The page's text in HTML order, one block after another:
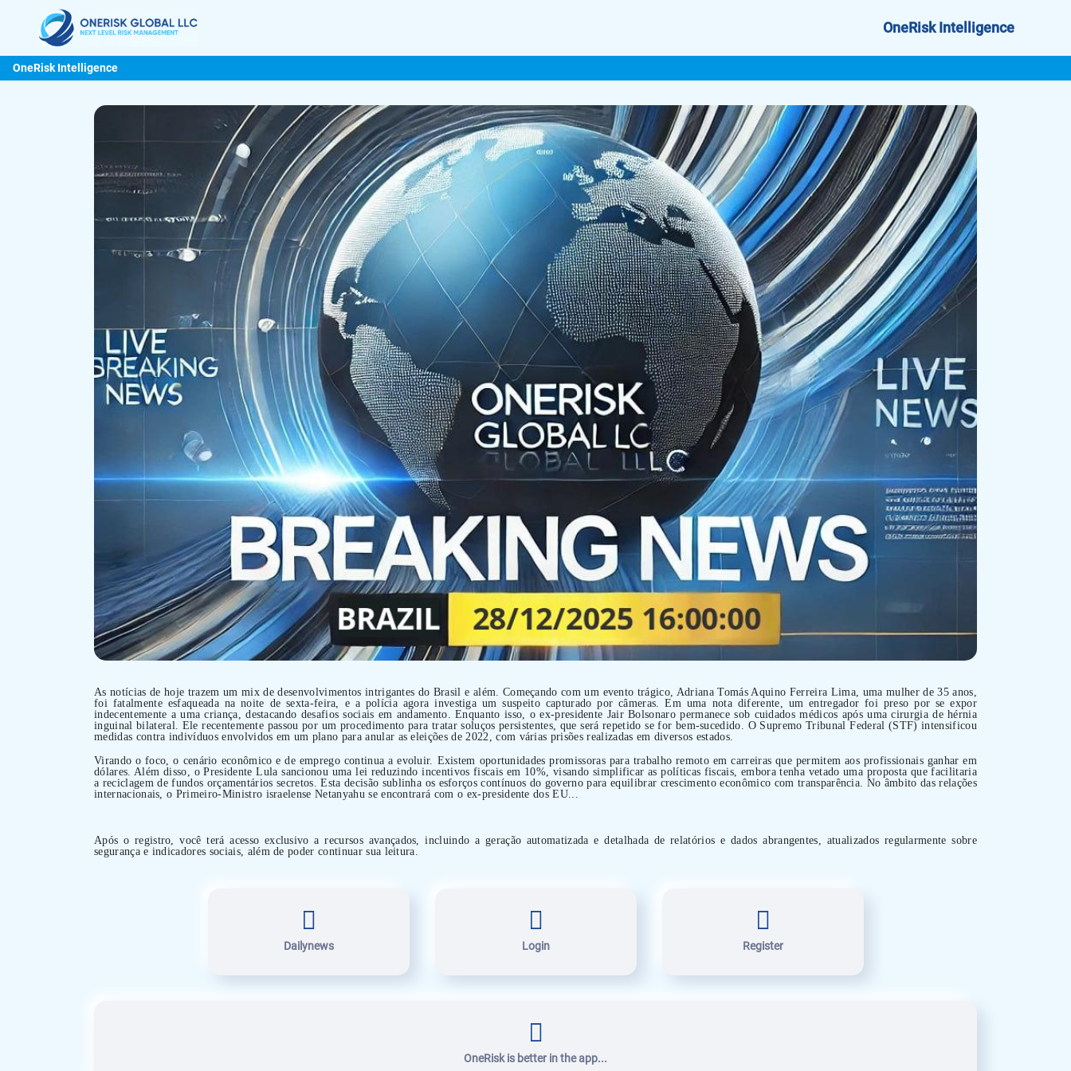
OneRisk Intelligence
OneRisk Intelligence
As notícias de hoje trazem um mix de desenvolvimentos intrigantes do Brasil e além. Começando com um evento trágico, Adriana Tomás Aquino Ferreira Lima, uma mulher de 35 anos,
foi fatalmente esfaqueada na noite de sexta-feira, e a polícia agora investiga um suspeito capturado por câmeras. Em uma nota diferente, um entregador foi preso por se expor
indecentemente a uma criança, destacando desafios sociais em andamento. Enquanto isso, o ex-presidente Jair Bolsonaro permanece sob cuidados médicos após uma cirurgia de hérnia
inguinal bilateral. Ele recentemente passou por um procedimento para tratar soluços persistentes, que será repetido se for bem-sucedido. O Supremo Tribunal Federal (STF) intensificou
medidas contra indivíduos envolvidos em um plano para anular as eleições de 2022, com várias prisões realizadas em diversos estados.
Virando o foco, o cenário econômico e de emprego continua a evoluir. Existem oportunidades promissoras para trabalho remoto em carreiras que permitem aos profissionais ganhar em
dólares. Além disso, o Presidente Lula sancionou uma lei reduzindo incentivos fiscais em 10%, visando simplificar as políticas fiscais, embora tenha vetado uma proposta que facilitaria
a reciclagem de fundos orçamentários secretos. Esta decisão sublinha os esforços contínuos do governo para equilibrar crescimento econômico com transparência. No âmbito das relações
internacionais, o Primeiro-Ministro israelense Netanyahu se encontrará com o ex-presidente dos EU...
Após o registro, você terá acesso exclusivo a recursos avançados, incluindo a geração automatizada e detalhada de relatórios e dados abrangentes, atualizados regularmente sobre
segurança e indicadores sociais, além de poder continuar sua leitura.
Dailynews Login Register
OneRisk is better in the app...